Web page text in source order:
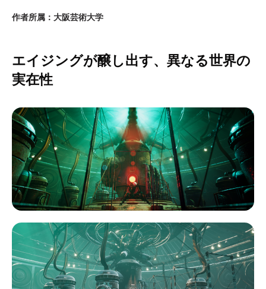
作者所属：大阪芸術大学
エイジングが醸し出す、異なる世界の
実在性